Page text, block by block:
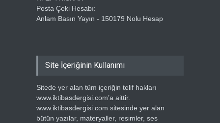
Posta Çeki Hesabı:
Anlam Basın Yayın - 150179 Nolu Hesap
Site İçeriğinin Kullanımı
Sitede yer alan tüm içeriğin telif hakları
www.iktibasdergisi.com’a aittir.
www.iktibasdergisi.com sitesinde yer alan
bütün yazılar, materyaller, resimler, ses